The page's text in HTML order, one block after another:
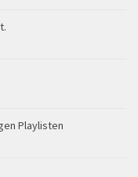
Playlisten